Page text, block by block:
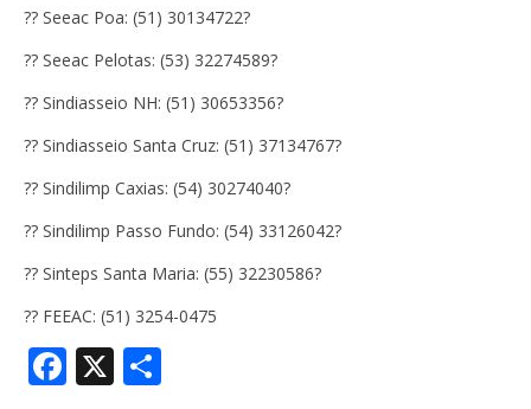
?? Seeac Poa: (51) 30134722?
?? Seeac Pelotas: (53) 32274589?
?? Sindiasseio NH: (51) 30653356?
?? Sindiasseio Santa Cruz: (51) 37134767?
?? Sindilimp Caxias: (54) 30274040?
?? Sindilimp Passo Fundo: (54) 33126042?
?? Sinteps Santa Maria: (55) 32230586?
?? FEEAC: (51) 3254-0475
Facebook
X